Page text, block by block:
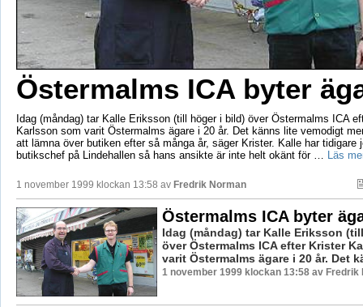
Östermalms ICA byter
Idag (måndag) tar Kalle Eriksson (till höger i bild) över Östermalms ICA
Karlsson som varit Östermalms ägare i 20 år. Det känns lite vemodigt
att lämna över butiken efter så många år, säger Krister. Kalle har tidigare
butikschef på Lindehallen så hans ansikte är inte helt okänt för … Läs
1 november 1999 klockan 13:58 av Fredrik Norman
Östermalms ICA byter
Idag (måndag) tar Kalle Eriksson
över Östermalms ICA efter Krister
varit Östermalms ägare i 20 år. Det
1 november 1999 klockan 13:58 av Fredrik